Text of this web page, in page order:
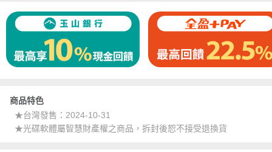
商品特色
★台灣發售：2024-10-31
★光碟軟體屬智慧財產權之商品，拆封後恕不接受退換貨